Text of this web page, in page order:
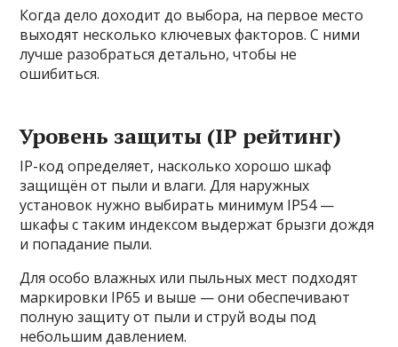
Когда дело доходит до выбора, на первое место
выходят несколько ключевых факторов. С ними
лучше разобраться детально, чтобы не
ошибиться.
Уровень защиты (IP рейтинг)
IP-код определяет, насколько хорошо шкаф
защищён от пыли и влаги. Для наружных
установок нужно выбирать минимум IP54 —
шкафы с таким индексом выдержат брызги дождя
и попадание пыли.
Для особо влажных или пыльных мест подходят
маркировки IP65 и выше — они обеспечивают
полную защиту от пыли и струй воды под
небольшим давлением.